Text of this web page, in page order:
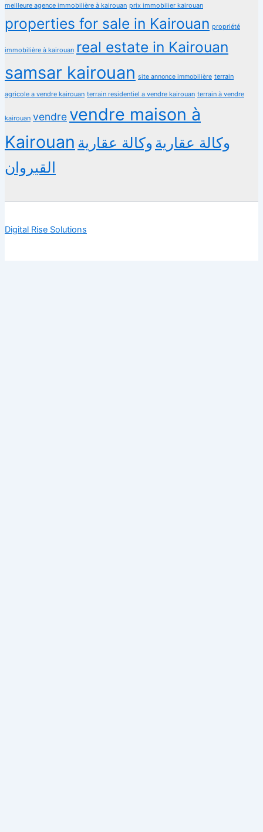
meilleure agence immobilière à kairouan prix immobilier kairouan
properties for sale in Kairouan propriété
immobilière à kairouan real estate in Kairouan
samsar kairouan site annonce immobilière terrain
agricole a vendre kairouan terrain residentiel a vendre kairouan terrain à vendre
kairouan vendre vendre maison à
Kairouan
وكالة عقارية وكالة عقارية
القيروان
Digital Rise Solutions